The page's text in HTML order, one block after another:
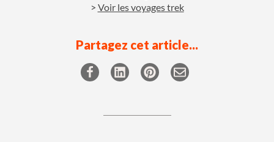
Voir les voyages trek
Partagez cet article...